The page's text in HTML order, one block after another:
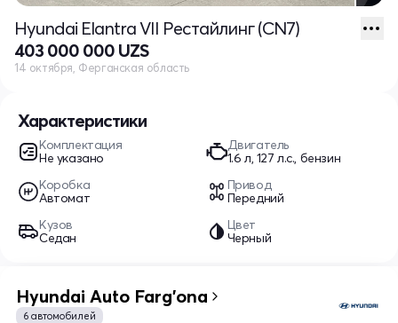
Характеристики
Комплектация
Не указано
Двигатель
1.6 л, 127 л.с., бензин
Коробка
Автомат
Привод
Передний
Кузов
Седан
Цвет
Черный
Hyundai Elantra VII Рестайлинг (CN7)
403 000 000 UZS
14 октября, Ферганская область
Hyundai Auto Farg'ona
6 автомобилей